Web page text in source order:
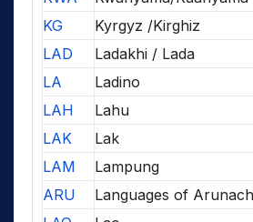
KG
Kyrgyz /Kirghiz
LAD
Ladakhi / Lada
LA
Ladino
LAH
Lahu
LAK
Lak
LAM
Lampung
ARU
Languages of